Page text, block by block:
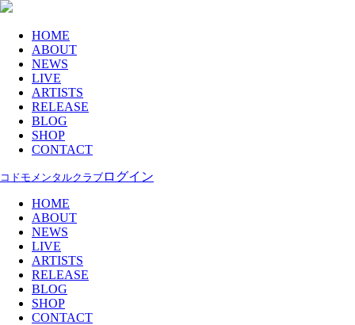
HOME
ABOUT
NEWS
LIVE
ARTISTS
RELEASE
BLOG
SHOP
CONTACT
コドモメンタルクラブ ログイン
HOME
ABOUT
NEWS
LIVE
ARTISTS
RELEASE
BLOG
SHOP
CONTACT